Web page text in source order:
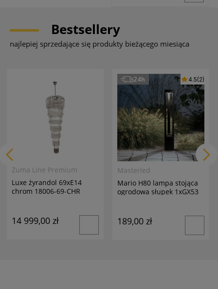
Bestsellery
najlepiej sprzedające się produkty bieżącego miesiąca
Zuma Line Premium
Luxe żyrandol 69xE14
chrom 18006-69-CHR
14 999,00 zł
24h
Masterled
Mario H80 lampa stojąca
ogrodowa słupek 1xGX53
4.5(2)
189,00 zł